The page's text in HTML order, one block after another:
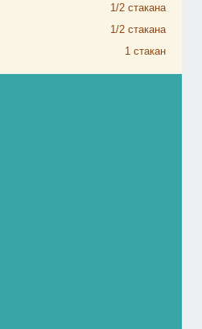
1/2 стакана
1/2 стакана
1 стакан